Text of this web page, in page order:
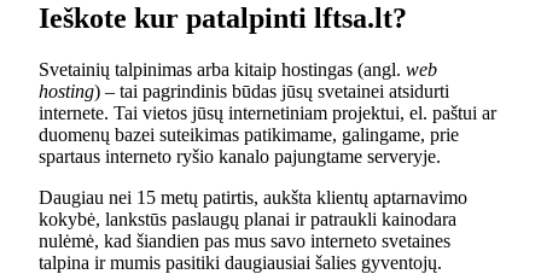
Ieškote kur patalpinti lftsa.lt?
Svetainių talpinimas arba kitaip hostingas (angl. web
hosting) – tai pagrindinis būdas jūsų svetainei atsidurti
internete. Tai vietos jūsų internetiniam projektui, el. paštui ar
duomenų bazei suteikimas patikimame, galingame, prie
spartaus interneto ryšio kanalo pajungtame serveryje.
Daugiau nei 15 metų patirtis, aukšta klientų aptarnavimo
kokybė, lankstūs paslaugų planai ir patraukli kainodara
nulėmė, kad šiandien pas mus savo interneto svetaines
talpina ir mumis pasitiki daugiausiai šalies gyventojų.